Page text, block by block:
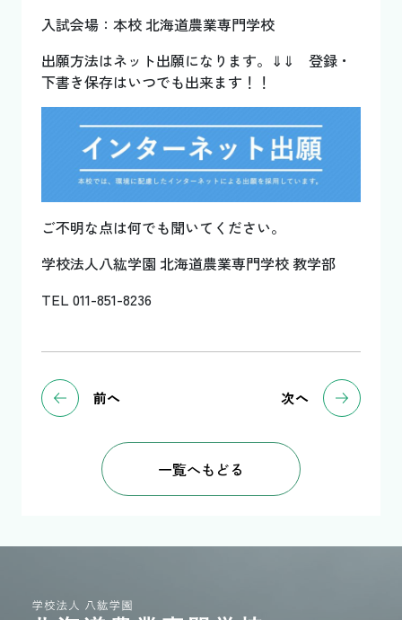
入試会場：本校 北海道農業専門学校
出願方法はネット出願になります。⇓⇓ 登録・
下書き保存はいつでも出来ます！！
ご不明な点は何でも聞いてください。
学校法人八紘学園 北海道農業専門学校 教学部
TEL 011-851-8236
前へ
一覧へもどる
次へ